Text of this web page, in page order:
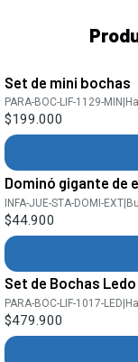
Set de mini bochas
PARA-BOC-LIF-1129-MIN
$199.000
Dominó gigante de
INFA-JUE-STA-DOMI-EXT|
$44.900
Set de Bochas
PARA-BOC-LIF-1017-LED
$479.900